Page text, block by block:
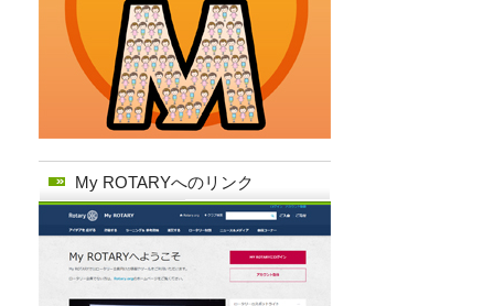
My ROTARYへのリンク